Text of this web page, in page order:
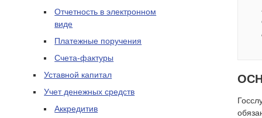
Отчетность в электронном
виде
Платежные поручения
Счета-фактуры
Уставной капитал
Учет денежных средств
Аккредитив